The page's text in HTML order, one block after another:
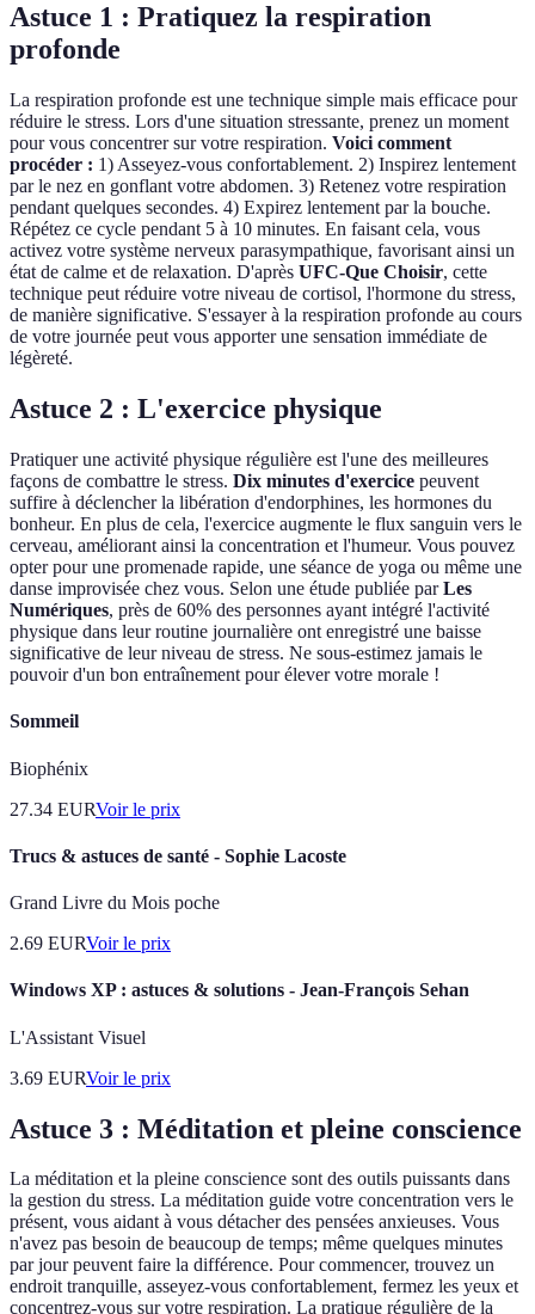
Astuce 1 : Pratiquez la respiration
profonde
La respiration profonde est une technique simple mais efficace pour
réduire le stress. Lors d'une situation stressante, prenez un moment
pour vous concentrer sur votre respiration. Voici comment
procéder : 1) Asseyez-vous confortablement. 2) Inspirez lentement
par le nez en gonflant votre abdomen. 3) Retenez votre respiration
pendant quelques secondes. 4) Expirez lentement par la bouche.
Répétez ce cycle pendant 5 à 10 minutes. En faisant cela, vous
activez votre système nerveux parasympathique, favorisant ainsi un
état de calme et de relaxation. D'après UFC-Que Choisir, cette
technique peut réduire votre niveau de cortisol, l'hormone du stress,
de manière significative. S'essayer à la respiration profonde au cours
de votre journée peut vous apporter une sensation immédiate de
légèreté.
Astuce 2 : L'exercice physique
Pratiquer une activité physique régulière est l'une des meilleures
façons de combattre le stress. Dix minutes d'exercice peuvent
suffire à déclencher la libération d'endorphines, les hormones du
bonheur. En plus de cela, l'exercice augmente le flux sanguin vers le
cerveau, améliorant ainsi la concentration et l'humeur. Vous pouvez
opter pour une promenade rapide, une séance de yoga ou même une
danse improvisée chez vous. Selon une étude publiée parLes
Numériques, près de 60% des personnes ayant intégré l'activité
physique dans leur routine journalière ont enregistré une baisse
significative de leur niveau de stress. Ne sous-estimez jamais le
pouvoir d'un bon entraînement pour élever votre morale !
Sommeil
Biophénix
27.34 EURVoir le prix
Trucs & astuces de santé - Sophie Lacoste
Grand Livre du Mois poche
2.69 EURVoir le prix
Windows XP : astuces & solutions - Jean-François Sehan
L'Assistant Visuel
3.69 EURVoir le prix
Astuce 3 : Méditation et pleine conscience
La méditation et la pleine conscience sont des outils puissants dans
la gestion du stress. La méditation guide votre concentration vers le
présent, vous aidant à vous détacher des pensées anxieuses. Vous
n'avez pas besoin de beaucoup de temps; même quelques minutes
par jour peuvent faire la différence. Pour commencer, trouvez un
endroit tranquille, asseyez-vous confortablement, fermez les yeux et
concentrez-vous sur votre respiration. La pratique régulière de la